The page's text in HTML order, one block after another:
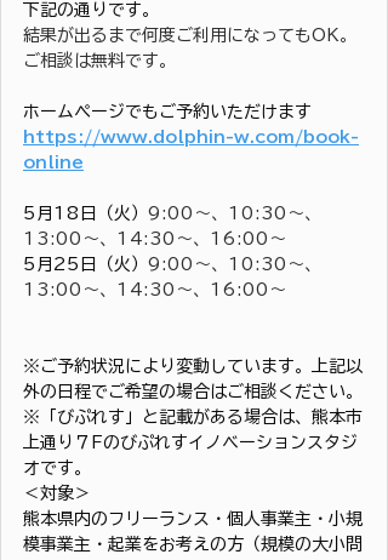
下記の通りです。
結果が出るまで何度ご利用になってもOK。
ご相談は無料です。
ホームページでもご予約いただけます
https://www.dolphin-w.com/book-
online
5月18日（火） 9:00〜、10:30～、
13:00～、14:30～、16:00～
5月25日（火） 9:00〜、10:30～、
13:00～、14:30～、16:00～
※ご予約状況により変動しています。上記以
外の日程でご希望の場合はご相談ください。
※「びぷれす」と記載がある場合は、熊本市
上通り７Fのびぷれすイノベーションスタジ
オです。
＜対象＞
熊本県内のフリーランス・個人事業主・小規
模事業主・起業をお考えの方（規模の大小問